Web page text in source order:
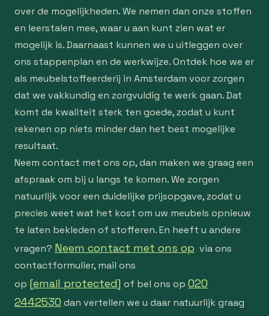
over de mogelijkheden. We nemen dan onze stoffen
en leerstalen mee, waar u aan kunt zien wat er
mogelijk is. Daarnaast kunnen we u uitleggen over
ons stappenplan en de werkwijze. Ontdek hoe we er
als meubelstoffeerderij in Amsterdam voor zorgen
dat we vakkundig en zorgvuldig te werk gaan. Dat
komt de kwaliteit sterk ten goede, zodat u kunt
rekenen op niets minder dan het best mogelijke
resultaat.
Neem contact met ons op, dan maken we graag een
afspraak om bij u langs te komen. We zorgen
natuurlijk voor een duidelijke prijsopgave, zodat u
precies weet wat het kost om uw meubels opnieuw
te laten bekleden of stofferen. En heeft u andere
vragen? Neem contact met ons op via ons
contactformulier, mail ons
op [email protected] of bel ons op 020
2442530 dan vertellen we u daar natuurlijk graag